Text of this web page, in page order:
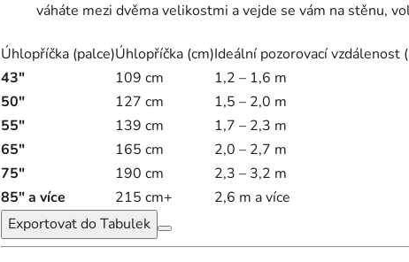
váháte mezi dvěma velikostmi a vejde se vám na stěnu,
Úhlopříčka (palce)Úhlopříčka (cm)Ideální pozorovací vzdálenost
43"
109 cm
1,2 – 1,6 m
50"
127 cm
1,5 – 2,0 m
55"
139 cm
1,7 – 2,3 m
65"
165 cm
2,0 – 2,7 m
75"
190 cm
2,3 – 3,2 m
85" a více
215 cm+
2,6 m a více
Exportovat do Tabulek